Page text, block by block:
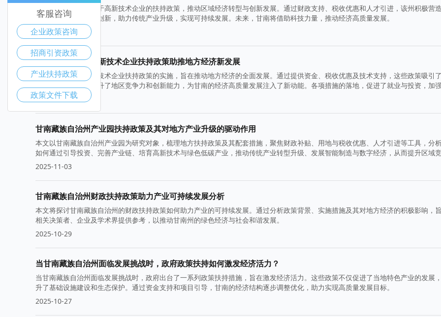
甘南藏族自治州致力于高新技术企业的扶持政策，推动区域经济转型与创新发展。通过财政支持、税收优惠和人才引进，该州积极营
创业环境，鼓励科技创新，助力传统产业升级，实现可持续发展。未来，甘南将借助科技力量，推动经济高质量发展。
2025-11-10
甘南藏族自治州高新技术企业扶持政策助推地方经济新发展
甘南藏族自治州高新技术企业扶持政策的实施，旨在推动地方经济的全面发展。通过提供资金、税收优惠及技术支持，这些政策吸引
创新型企业入驻，提升了地区竞争力和创新能力，为甘南的经济高质量发展注入了新动能。各项措施的落地，促进了就业与投资，加
域合作与产业升级。
2025-11-05
甘南藏族自治州产业园扶持政策及其对地方产业升级的驱动作用
本文以甘南藏族自治州产业园为研究对象，梳理地方扶持政策及其配套措施，聚焦财政补贴、用地与税收优惠、人才引进等工具，分
如何通过引导投资、完善产业链、培育高新技术与绿色低碳产业，推动传统产业转型升级、发展智能制造与数字经济，从而提升区域
与就业水平，促进区域协同发展。
2025-11-03
甘南藏族自治州财政扶持政策助力产业可持续发展分析
本文将探讨甘南藏族自治州的财政扶持政策如何助力产业的可持续发展。通过分析政策背景、实施措施及其对地方经济的积极影响，
相关决策者、企业及学术界提供参考，以推动甘南州的绿色经济与社会和谐发展。
2025-10-29
当甘南藏族自治州面临发展挑战时，政府政策扶持如何激发经济活力？
当甘南藏族自治州面临发展挑战时，政府出台了一系列政策扶持措施，旨在激发经济活力。这些政策不仅促进了当地特色产业的发展
升了基础设施建设和生态保护。通过资金支持和项目引导，甘南的经济结构逐步调整优化，助力实现高质量发展目标。
2025-10-27
客服咨询
企业政策咨询
招商引资政策
产业扶持政策
政策文件下载